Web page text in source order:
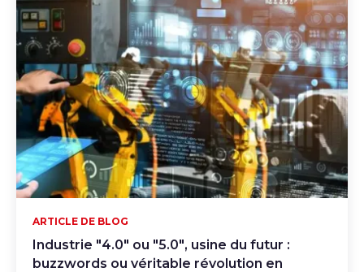
Industrie "4.0" ou "5.0", usine du futur :
buzzwords ou véritable révolution en
ARTICLE DE BLOG